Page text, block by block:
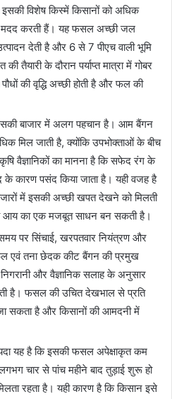
विशेष किस्में किसानों को अधिक
मदद करती हैं। यह फसल अच्छी जल
देती है और 6 से 7 पीएच वाली भूमि
तैयारी के दौरान पर्याप्त मात्रा में गोबर
की वृद्धि अच्छी होती है और फल की
बाजार में अलग पहचान है। आम बैंगन
मिल जाती है, क्योंकि उपभोक्ताओं के बीच
वैज्ञानिकों का मानना है कि सफेद रंग के
के कारण पसंद किया जाता है। यही वजह है
में इसकी अच्छी खपत देखने को मिलती
आय का एक मजबूत साधन बन सकती है।
पर सिंचाई, खरपतवार नियंत्रण और
एवं तना छेदक कीट बैंगन की प्रमुख
और वैज्ञानिक सलाह के अनुसार
है। फसल की उचित देखभाल से प्रति
सकता है और किसानों की आमदनी में
यह है कि इसकी फसल अपेक्षाकृत कम
चार से पांच महीने बाद तुड़ाई शुरू हो
रहता है। यही कारण है कि किसान इसे